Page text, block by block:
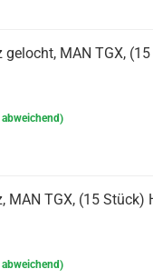
MAN TGX, (15
TGX, (15 Stück)